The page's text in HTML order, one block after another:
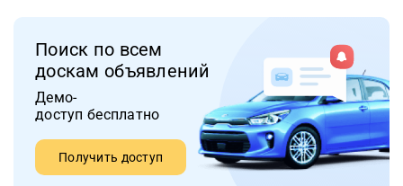
Поиск по всем
доскам объявлений
Демо-
доступ бесплатно
Получить доступ